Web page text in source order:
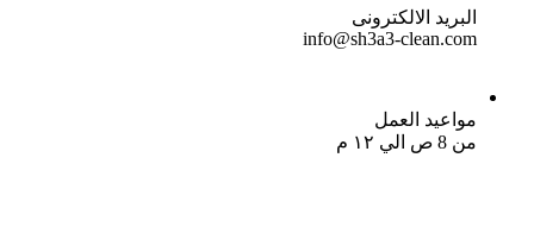
البريد الالكترونى
info@sh3a3-clean.com
مواعيد العمل
من 8 ص الي ١٢ م